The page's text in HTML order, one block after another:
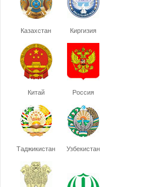
Казахстан Киргизия
Китай Россия
Таджикистан Узбекистан